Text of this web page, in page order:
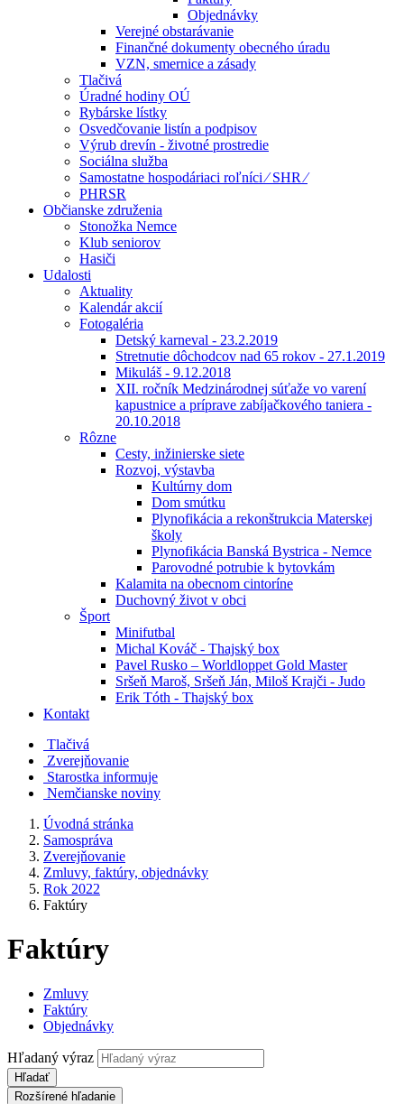
Objednávky
Verejné obstarávanie
Finančné dokumenty obecného úradu
VZN, smernice a zásady
Tlačivá
Úradné hodiny OÚ
Rybárske lístky
Osvedčovanie listín a podpisov
Výrub drevín - životné prostredie
Sociálna služba
Samostatne hospodáriaci roľníci ⁄ SHR ⁄
PHRSR
Občianske združenia
Stonožka Nemce
Klub seniorov
Hasiči
Udalosti
Aktuality
Kalendár akcií
Fotogaléria
Detský karneval - 23.2.2019
Stretnutie dôchodcov nad 65 rokov - 27.1.2019
Mikuláš - 9.12.2018
XII. ročník Medzinárodnej súťaže vo varení
kapustnice a príprave zabíjačkového taniera -
20.10.2018
Rôzne
Cesty, inžinierske siete
Rozvoj, výstavba
Kultúrny dom
Dom smútku
Plynofikácia a rekonštrukcia Materskej
školy
Plynofikácia Banská Bystrica - Nemce
Parovodné potrubie k bytovkám
Kalamita na obecnom cintoríne
Duchovný život v obci
Šport
Minifutbal
Michal Kováč - Thajský box
Pavel Rusko – Worldloppet Gold Master
Sršeň Maroš, Sršeň Ján, Miloš Krajči - Judo
Erik Tóth - Thajský box
Kontakt
Tlačivá
Zverejňovanie
Starostka informuje
Nemčianske noviny
Úvodná stránka
Samospráva
Zverejňovanie
Zmluvy, faktúry, objednávky
Rok 2022
Faktúry
Faktúry
Zmluvy
Faktúry
Objednávky
Hľadaný výraz
Hľadať
Rozšírené hľadanie